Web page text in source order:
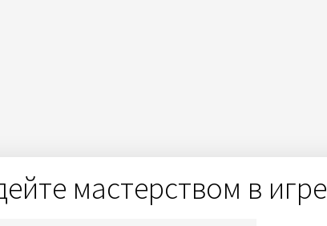
мастерством в игре